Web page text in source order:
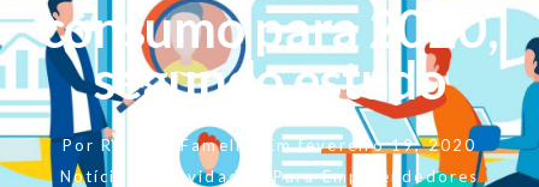
consumo para 2020,
segundo estudo
Por Rogerio Fameli Em fevereiro 19, 2020
Notícias & Novidades
,Para Empreendedores